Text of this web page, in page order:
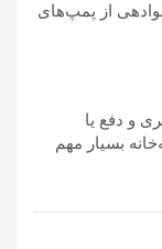
از پمپ‌های
و دفع یا
بسیار مهم